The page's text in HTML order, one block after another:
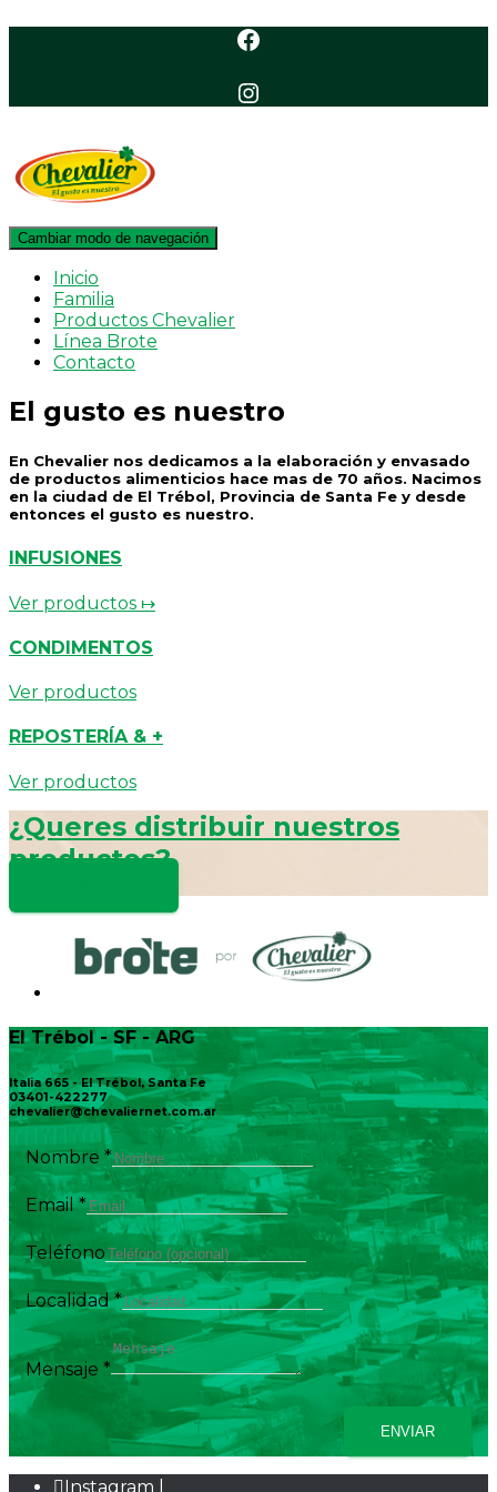
Facebook
Instagram
Cambiar modo de navegación
Inicio
Familia
Productos Chevalier
Línea Brote
Contacto
El gusto es nuestro
En Chevalier nos dedicamos a la elaboración y envasado
de productos alimenticios hace mas de 70 años. Nacimos
en la ciudad de El Trébol, Provincia de Santa Fe y desde
entonces el gusto es nuestro.
INFUSIONES
Ver productos ↦
CONDIMENTOS
Ver productos
REPOSTERÍA & +
Ver productos
¿Queres distribuir nuestros
productos?
El Trébol - SF - ARG
Italia 665 - El Trébol, Santa Fe
03401-422277
chevalier@chevaliernet.com.ar
Nombre *
Email*
Teléfono
Localidad*
Mensaje *
ENVIAR
Instagram |